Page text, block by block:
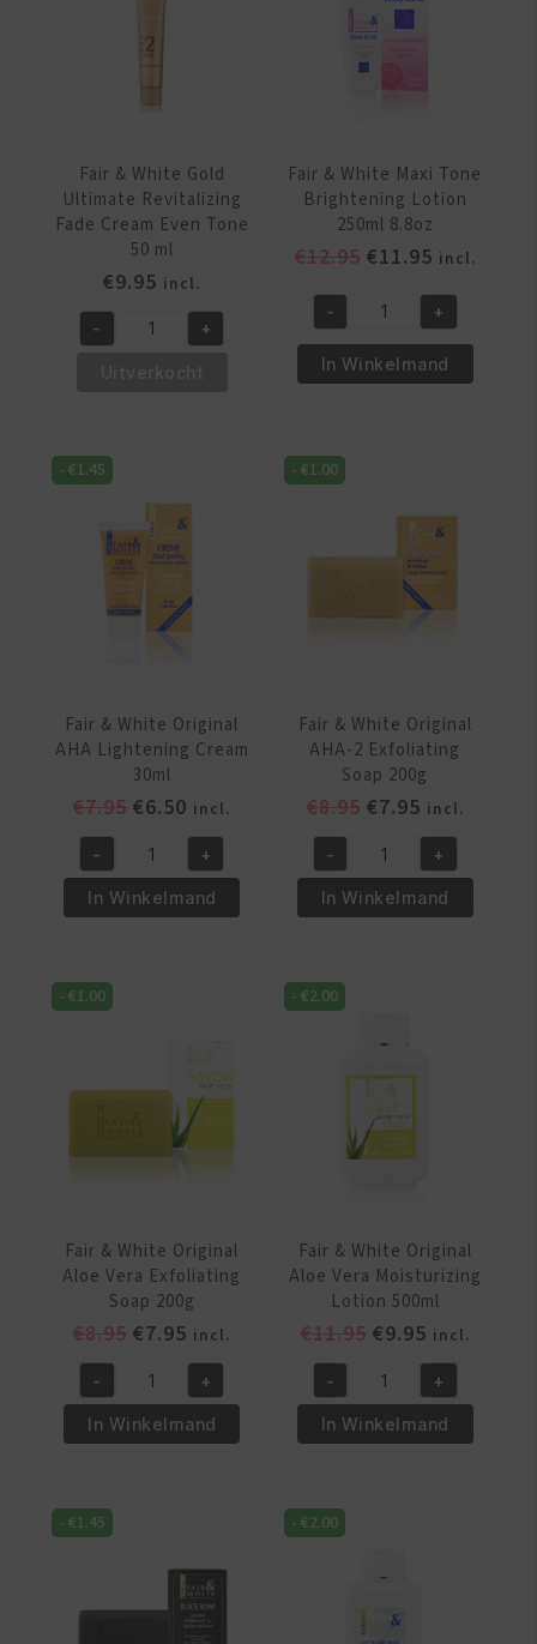
Fair & White Gold
Ultimate Revitalizing
Fade Cream Even Tone
50 ml
€9.95 incl.
Fair
Ultimate
Revitalizing
Cream
Even
- +
Fair & White Maxi Tone
Brightening Lotion
250ml 8.8oz
€12.95 Oorspronkelijke
was:
€12.95.
€11.95Huidige
is:
€11.95.
incl.
Fair
&
White
Brightening
8.8oz
- +
In Winkelmand
-€1.45
Fair & White Original
AHA Lightening Cream
30ml
€7.95 Oorspronkelijke
was:
€7.95.
€6.50 Huidige
prijs
is:
€6.50.
incl.
Fair
&
White
AHA
Lightening
aantal
- +
In Winkelmand
-€1.00
Fair & White Original
AHA-2 Exfoliating
Soap 200g
€8.95 Oorspronkelijke
was:
€8.95.
€7.95Huidige
prijs
is:
€7.95.
incl.
Fair
&
White
AHA-
2
Exfoliating
aantal
- +
In Winkelmand
-€1.00
Fair & White Original
Aloe Vera Exfoliating
Soap 200g
€8.95 Oorspronkelijke
was:
€8.95.
€7.95 Huidige
prijs
is:
€7.95.
incl.
Fair
&
White
Aloe
Vera
Exfoliating
- +
In Winkelmand
-€2.00
Fair & White Original
Aloe Vera Moisturizing
Lotion 500ml
€11.95 Oorspronkelijke
was:
€11.95.
€9.95Huidige
prijs
is:
€9.95.
incl.
Fair
&
White
Aloe
Vera
500ml
- +
In Winkelmand
-€1.45 -€2.00